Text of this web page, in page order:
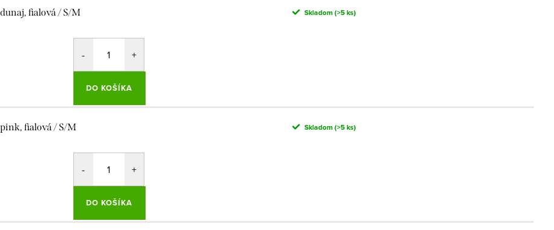
dunaj, fialová / S/M Skladom(>5 ks)
DO KOŠÍKA
pink, fialová / S/M Skladom(>5 ks)
DO KOŠÍKA